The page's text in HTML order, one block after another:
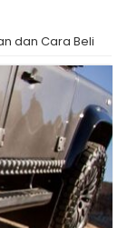
dan Cara Beli